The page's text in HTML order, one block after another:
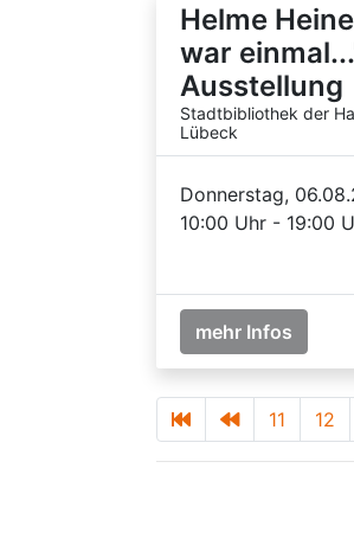
Helme
war
Ausstellung
Stadtbibliothek der
Lübeck
Donnerstag,
10:00 Uhr - 19:00
mehr Infos
11 12